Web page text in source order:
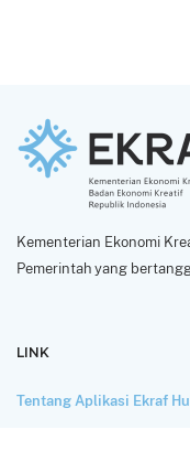
Kementerian Ekonomi
Pemerintah yang
LINK
Tentang Aplikasi Ekraf